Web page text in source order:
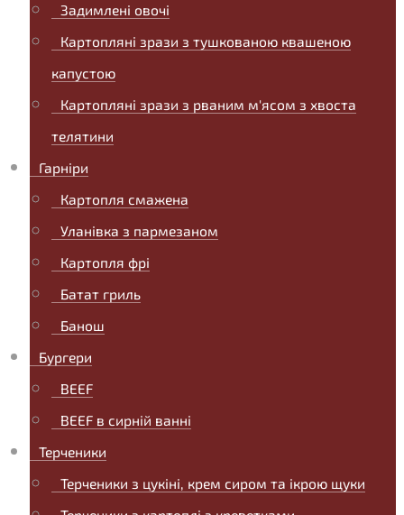
Задимлені овочі
Картопляні зрази з тушкованою квашеною
капустою
Картопляні зрази з рваним м'ясом з хвоста
телятини
Гарніри
Картопля смажена
Уланівка з пармезаном
Картопля фрі
Батат гриль
Банош
Бургери
BEEF
BEEF в сирній ванні
Терченики
Терченики з цукіні, крем сиром та ікрою щуки